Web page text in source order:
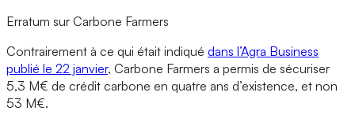
Erratum sur Carbone Farmers
Contrairement à ce qui était indiqué dans l’Agra Business
publié le 22 janvier, Carbone Farmers a permis de sécuriser
5,3 M€ de crédit carbone en quatre ans d’existence, et non
53 M€.